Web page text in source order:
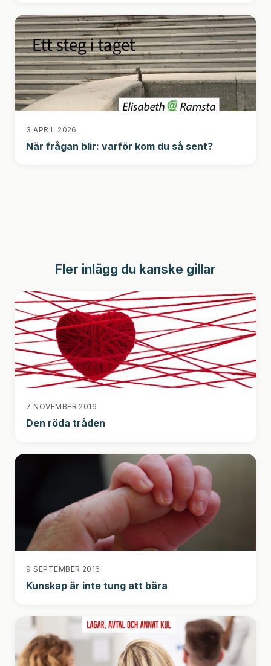
3 APRIL 2026
När frågan blir: varför kom du så sent?
Fler inlägg du kanske gillar
7 NOVEMBER 2016
Den röda tråden
9 SEPTEMBER 2016
Kunskap är inte tung att bära